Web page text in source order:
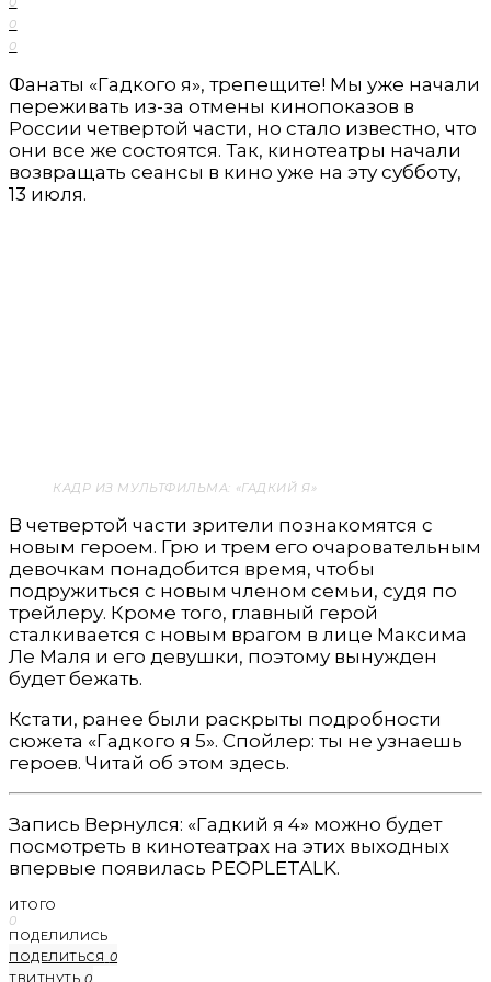
0
0
Фанаты «Гадкого я», трепещите! Мы уже начали
переживать из-за отмены кинопоказов в
России четвертой части, но стало известно, что
они все же состоятся. Так, кинотеатры начали
возвращать сеансы в кино уже на эту субботу,
13 июля.
КАДР ИЗ МУЛЬТФИЛЬМА: «ГАДКИЙ Я»
В четвертой части зрители познакомятся с
новым героем. Грю и трем его очаровательным
девочкам понадобится время, чтобы
подружиться с новым членом семьи, судя по
трейлеру. Кроме того, главный герой
сталкивается с новым врагом в лице Максима
Ле Маля и его девушки, поэтому вынужден
будет бежать.
Кстати, ранее были раскрыты подробности
сюжета «Гадкого я 5». Спойлер: ты не узнаешь
героев. Читай об этом здесь.
Запись Вернулся: «Гадкий я 4» можно будет
посмотреть в кинотеатрах на этих выходных
впервые появилась PEOPLETALK.
ИТОГО
0
ПОДЕЛИЛИСЬ
ПОДЕЛИТЬСЯ 0
ТВИТНУТЬ 0